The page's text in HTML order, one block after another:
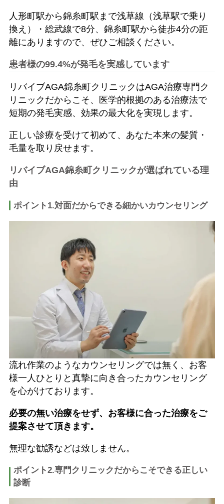
人形町駅から錦糸町駅まで浅草線（浅草駅で乗り
換え）・総武線で8分、錦糸町駅から徒歩4分の距
離にありますので、ぜひご相談ください。
患者様の99.4%が発毛を実感しています
リバイブAGA錦糸町クリニックはAGA治療専門ク
リニックだからこそ、医学的根拠のある治療法で
短期の発毛実感、効果の最大化を実現します。
正しい診療を受けて初めて、あなた本来の髪質・
毛量を取り戻せます。
リバイブAGA錦糸町クリニックが選ばれている理
由
ポイント1.対面だからできる細かいカウンセリング
​​流れ作業のようなカウンセリングでは無く、お客
様一人ひとりと真摯に向き合ったカウンセリング
を心がけております。
必要の無い治療をせず、お客様に合った治療をご
提案させて頂きます。
無理な勧誘などは致しません。
ポイント2.専門クリニックだからこそできる正しい
診断